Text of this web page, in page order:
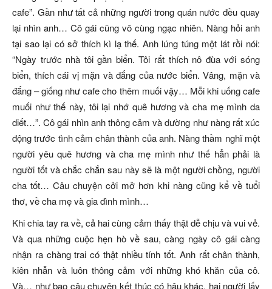
cafe”. Gần như tất cả những người trong quán nước đều quay
lại nhìn anh… Cô gái cũng vô cùng ngạc nhiên. Nàng hỏi anh
tại sao lại có sở thích kì lạ thế. Anh lúng túng một lát rồi nói:
“Ngày trước nhà tôi gần biển. Tôi rất thích nô đùa với sóng
biển, thích cái vị mặn và đắng của nước biển. Vâng, mặn và
đắng – giống như cafe cho thêm muối vậy… Mỗi khi uống cafe
muối như thế này, tôi lại nhớ quê hương và cha mẹ mình da
diết…”. Cô gái nhìn anh thông cảm và dường như nàng rất xúc
động trước tình cảm chân thành của anh. Nàng thầm nghĩ một
người yêu quê hương và cha mẹ mình như thế hẳn phải là
người tốt và chắc chắn sau này sẽ là một người chồng, người
cha tốt… Câu chuyện cởi mở hơn khi nàng cũng kể về tuổi
thơ, về cha mẹ và gia đình mình…
Khi chia tay ra về, cả hai cùng cảm thấy thật dễ chịu và vui vẻ.
Và qua những cuộc hẹn hò về sau, càng ngày cô gái càng
nhận ra chàng trai có thật nhiều tính tốt. Anh rất chân thành,
kiên nhẫn và luôn thông cảm với những khó khăn của cô.
Và… như bao câu chuyện kết thúc có hậu khác, hai người lấy